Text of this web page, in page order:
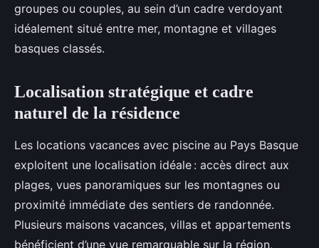
groupes ou couples, au sein d’un cadre verdoyant
idéalement situé entre mer, montagne et villages
basques classés.
Localisation stratégique et cadre
naturel de la résidence
Les locations vacances avec piscine au Pays Basque
exploitent une localisation idéale : accès direct aux
plages, vues panoramiques sur les montagnes ou
proximité immédiate des sentiers de randonnée.
Plusieurs maisons vacances, villas et appartements
bénéficient d’une vue remarquable sur la région,